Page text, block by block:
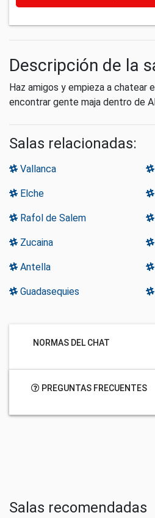
Descripción de la
Haz amigos y empieza a chatear
encontrar gente maja dentro de
Salas relacionadas:
Vallanca
Elche
Rafol de Salem
Zucaina
Antella
Guadasequies
NORMAS DEL CHAT
PREGUNTAS FRECUENTES
Salas recomendadas